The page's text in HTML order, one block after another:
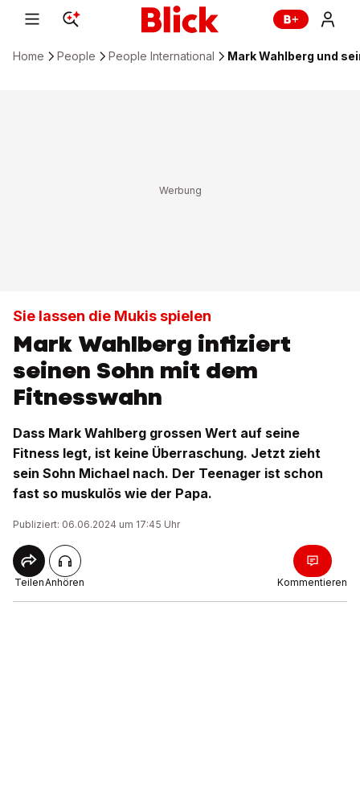
Home People People International Mark Wahlberg und
Sie lassen die Mukis spielen
Mark Wahlberg infiziert
seinen Sohn mit dem
Fitnesswahn
Dass Mark Wahlberg grossen Wert auf seine
Fitness legt, ist keine Überraschung. Jetzt zieht
sein Sohn Michael nach. Der Teenager ist schon
fast so muskulös wie der Papa.
Publiziert: 06.06.2024 um 17:45 Uhr
TeilenAnhören Kommentieren